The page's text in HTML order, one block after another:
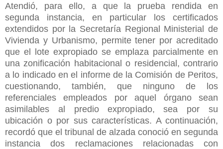
Atendió, para ello, a que la prueba rendida en
segunda instancia, en particular los certificados
extendidos por la Secretaría Regional Ministerial de
Vivienda y Urbanismo, permite tener por acreditado
que el lote expropiado se emplaza parcialmente en
una zonificación habitacional o residencial, contrario
a lo indicado en el informe de la Comisión de Peritos,
cuestionando, también, que ninguno de los
referenciales empleados por aquel órgano sean
asimilables al predio expropiado, sea por su
ubicación o por sus características. A continuación,
recordó que el tribunal de alzada conoció en segunda
instancia dos reclamaciones relacionadas con